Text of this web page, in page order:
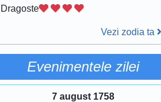
Dragoste
Vezi zodia ta
Evenimentele zilei
7 august 1758